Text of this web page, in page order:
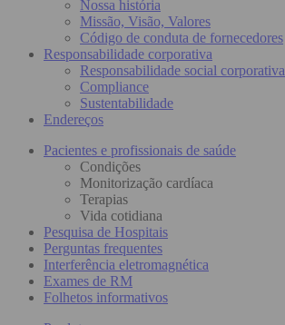
Nossa história
Missão, Visão, Valores
Código de conduta de fornecedores
Responsabilidade corporativa
Responsabilidade social corporativa
Compliance
Sustentabilidade
Endereços
Pacientes e profissionais de saúde
Condições
Monitorização cardíaca
Terapias
Vida cotidiana
Pesquisa de Hospitais
Perguntas frequentes
Interferência eletromagnética
Exames de RM
Folhetos informativos